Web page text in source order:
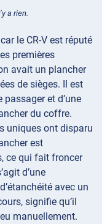
a rien.
le CR-V est réputé
premières
avait un plancher
de sièges. Il est
passager et d’une
du coffre.
uniques ont disparu
est
ce qui fait froncer
d’une
avec un
signifie qu’il
manuellement.